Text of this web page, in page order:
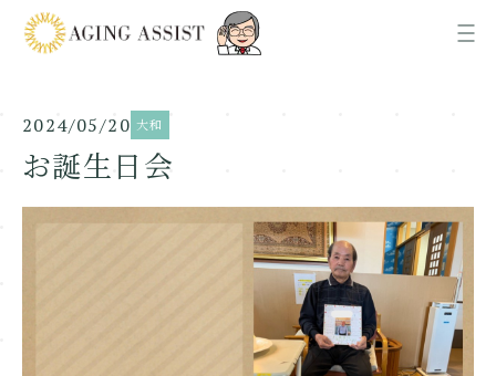
News
お知らせ
2024/05/20 大和
お誕生日会